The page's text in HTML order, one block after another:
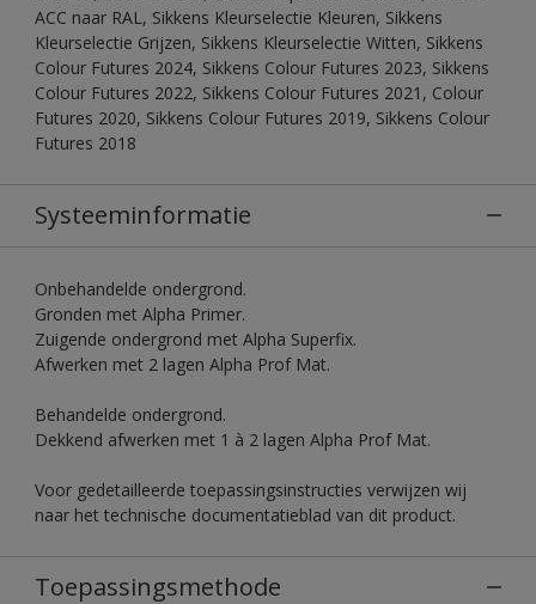
ACC naar RAL, Sikkens Kleurselectie Kleuren, Sikkens
Kleurselectie Grijzen, Sikkens Kleurselectie Witten, Sikkens
Colour Futures 2024, Sikkens Colour Futures 2023, Sikkens
Colour Futures 2022, Sikkens Colour Futures 2021, Colour
Futures 2020, Sikkens Colour Futures 2019, Sikkens Colour
Futures 2018
Systeeminformatie
Onbehandelde ondergrond.
Gronden met Alpha Primer.
Zuigende ondergrond met Alpha Superfix.
Afwerken met 2 lagen Alpha Prof Mat.
Behandelde ondergrond.
Dekkend afwerken met 1 à 2 lagen Alpha Prof Mat.
Voor gedetailleerde toepassingsinstructies verwijzen wij
naar het technische documentatieblad van dit product.
Toepassingsmethode